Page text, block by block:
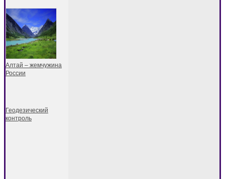
Алтай – жемчужина
России
Геодезический
контроль